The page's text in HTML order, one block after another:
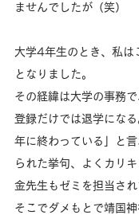
ませんでしたが（笑）
大学4年生のとき、私は
となりました。
その経緯は大学の事務
登録だけでは退学にな
年に終わっている」と
られた挙句、よくカリ
金先生もゼミを担当され
そこでダメもとで靖国